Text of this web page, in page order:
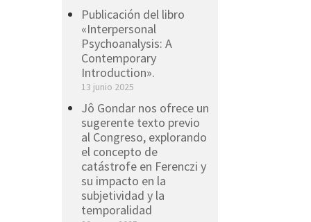
Publicación del libro
«Interpersonal
Psychoanalysis: A
Contemporary
Introduction».
13 junio 2025
Jô Gondar nos ofrece un
sugerente texto previo
al Congreso, explorando
el concepto de
catástrofe en Ferenczi y
su impacto en la
subjetividad y la
temporalidad